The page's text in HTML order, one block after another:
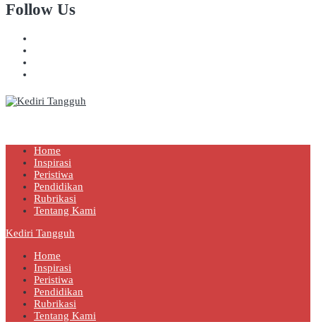
Follow Us
Home
Inspirasi
Peristiwa
Pendidikan
Rubrikasi
Tentang Kami
Kediri Tangguh
Home
Inspirasi
Peristiwa
Pendidikan
Rubrikasi
Tentang Kami